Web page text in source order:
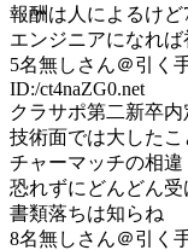
報酬は人によるけど
エンジニアになれば
5名無しさん＠引く
ID:/ct4naZG0.net
クラサポ第二新卒内
技術面では大した
チャーマッチの相違
恐れずにどんどん
書類落ちは知らね
8名無しさん＠引く